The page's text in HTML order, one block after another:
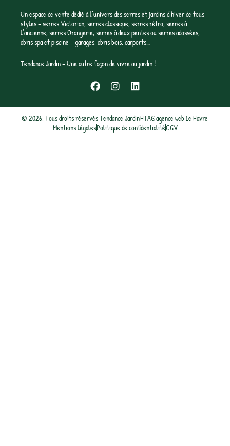
Un espace de vente dédié à l’univers des serres et jardins d’hiver de tous
styles – serres Victorian, serres classique, serres rétro, serres à
l’ancienne, serres Orangerie, serres à deux pentes ou serres adossées,
abris spa et piscine – garages, abris bois, carports…
Tendance Jardin – Une autre façon de vivre au jardin !
F
c
e
b
o
I
s
t
a
g
L
n
k
e
d
© 2026, Tous droits réservés Tendance JardinHTAG agence web Le Havre
Mentions légalesPolitique de confidentialitéCGV